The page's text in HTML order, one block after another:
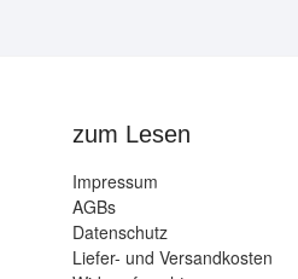
zum Lesen
Impressum
AGBs
Datenschutz
Liefer- und Versandkosten